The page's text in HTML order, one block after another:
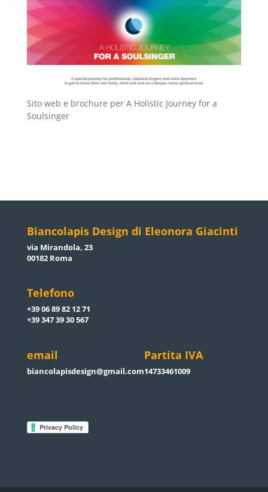
Sito web e brochure per A Holistic Journey for a
Soulsinger
Biancolapis Design di Eleonora Giacinti
via Mirandola, 23
00182 Roma
Telefono
+39 06 89 82 12 71
+39 347 39 30 567
email
biancolapisdesign@gmail.com
Partita IVA
14733461009